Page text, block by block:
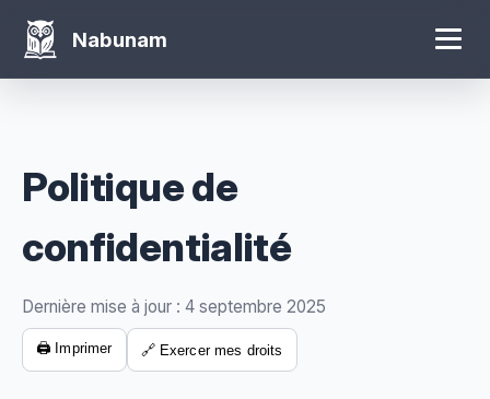
Nabunam
Politique de
confidentialité
Dernière mise à jour : 4 septembre 2025
🖨️ Imprimer 🔗 Exercer mes droits